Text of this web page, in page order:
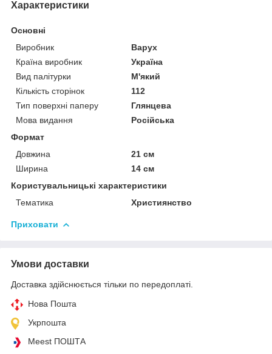
Характеристики
Основні
Виробник
Варух
Країна виробник
Україна
Вид палітурки
М'який
Кількість сторінок
112
Тип поверхні паперу
Глянцева
Мова видання
Російська
Формат
Довжина
21 см
Ширина
14 см
Користувальницькі характеристики
Тематика
Християнство
Приховати
Умови доставки
Доставка здійснюється тільки по передоплаті.
Нова Пошта
Укрпошта
Meest ПОШТА